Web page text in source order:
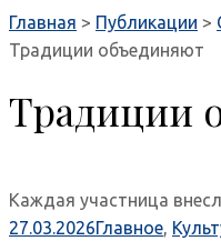
Главная > Публикации >
Традиции объединяют
Традиции
Каждая участница
27.03.2026Главное,